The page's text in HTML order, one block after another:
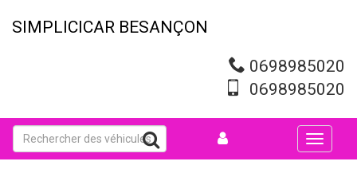
SIMPLICICAR BESANÇON
0698985020
0698985020
Toggle